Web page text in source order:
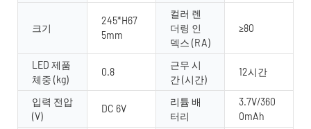
크기
245*H67
5mm
컬러 렌
더링 인
덱스 (RA)
≥80
LED 제품
체중 (kg)
0.8
근무 시
간 (시간)
12시간
입력 전압
(V)
DC 6V
리튬 배
터리
3.7V/360
0mAh